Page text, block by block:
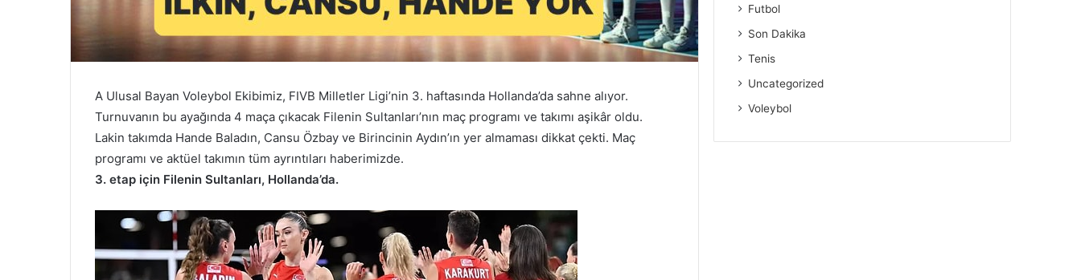
A Ulusal Bayan Voleybol Ekibimiz, FIVB Milletler Ligi’nin 3. haftasında Hollanda’da sahne alıyor.
Turnuvanın bu ayağında 4 maça çıkacak Filenin Sultanları’nın maç programı ve takımı aşikâr oldu.
Lakin takımda Hande Baladın, Cansu Özbay ve Birincinin Aydın’ın yer almaması dikkat çekti. Maç
programı ve aktüel takımın tüm ayrıntıları haberimizde.
3. etap için Filenin Sultanları, Hollanda’da.
Futbol
Son Dakika
Tenis
Uncategorized
Voleybol